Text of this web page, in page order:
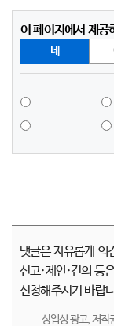
이 페이지에서 제공
네
댓글은 자유롭게 의
신고·제안·건의 등
신청해주시기 바랍
상업성 광고, 저작